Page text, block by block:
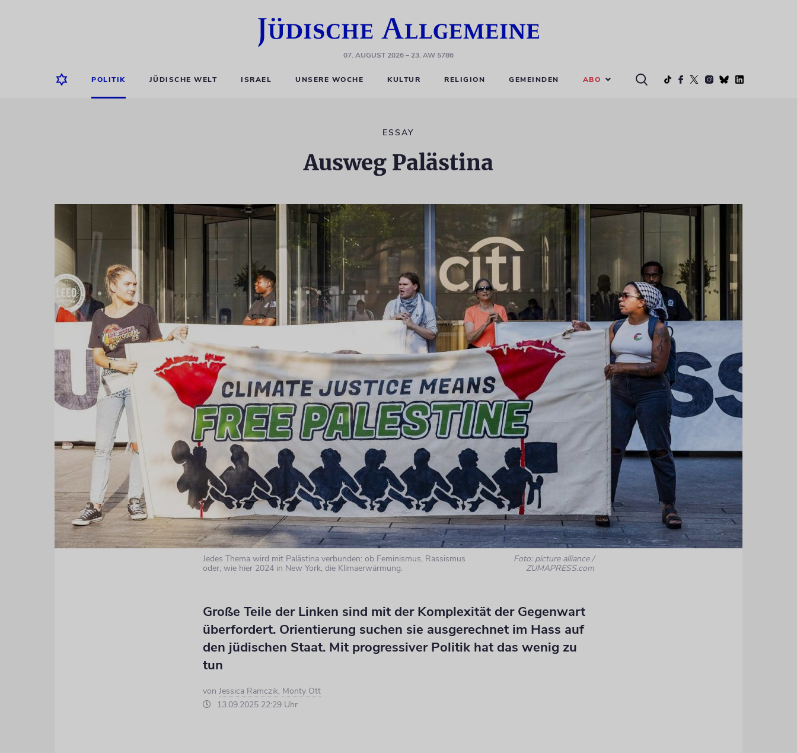
07. AUGUST 2026– 23. AW 5786
POLITIK JÜDISCHE WELT ISRAEL UNSERE WOCHE KULTUR RELIGION GEMEINDEN ABO
ESSAY
Ausweg Palästina
Jedes Thema wird mit Palästina verbunden: ob Feminismus, Rassismus
oder, wie hier 2024 in New York, die Klimaerwärmung.
Foto: picture alliance /
ZUMAPRESS.com
Große Teile der Linken sind mit der Komplexität der Gegenwart
überfordert. Orientierung suchen sie ausgerechnet im Hass auf
den jüdischen Staat. Mit progressiver Politik hat das wenig zu
tun
von Jessica Ramczik, Monty Ott
13.09.2025 22:29 Uhr